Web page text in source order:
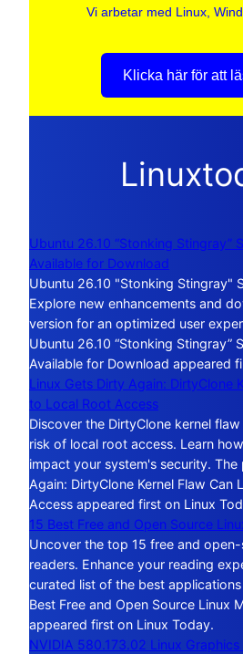
Vi arbetar med Linux,
Klicka här för att
Ubuntu 26.10 “Stonking Stingray”
Available for Download
Ubuntu 26.10 "Stonking Stingray"
Explore new enhancements and
version for an optimized user
Ubuntu 26.10 “Stonking Stingray”
Available for Download appeared
Linux Gets Dirty Again: DirtyClone
to Local Root Access
Discover the DirtyClone kernel
risk of local root access. Learn
impact your system's security.
Again: DirtyClone Kernel Flaw Can
Access appeared first on Linux
15 Best Free and Open Source
Uncover the top 15 free and
readers. Enhance your reading
curated list of the best
Best Free and Open Source Linux
appeared first on Linux Today.
NVIDIA 580.173.02 Linux